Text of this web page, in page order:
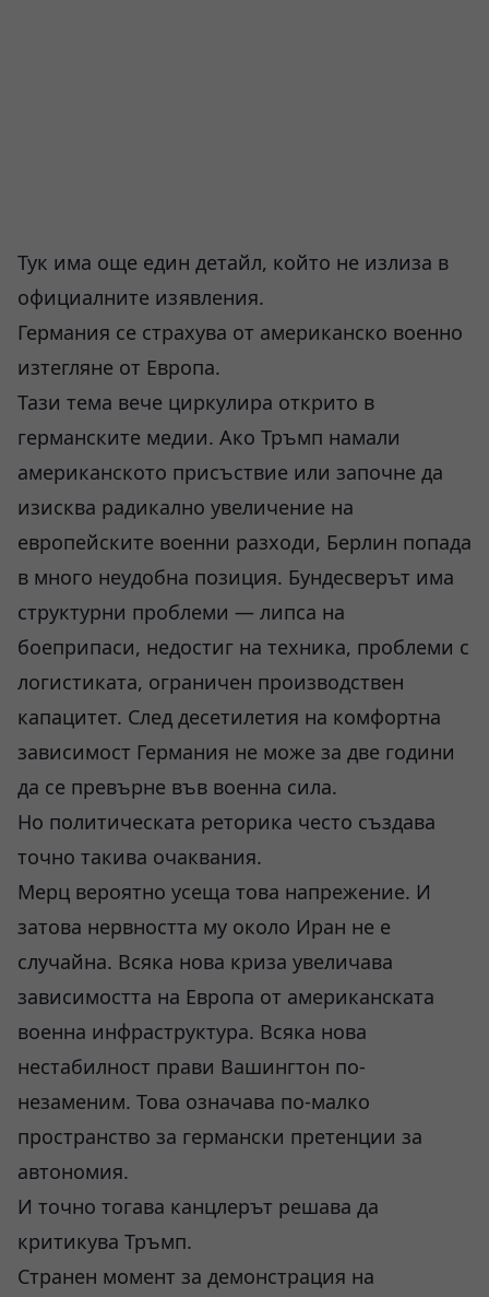
Тук има още един детайл, който не излиза в
официалните изявления.
Германия се страхува от американско военно
изтегляне от Европа.
Тази тема вече циркулира открито в
германските медии. Ако Тръмп намали
американското присъствие или започне да
изисква радикално увеличение на
европейските военни разходи, Берлин попада
в много неудобна позиция. Бундесверът има
структурни проблеми — липса на
боеприпаси, недостиг на техника, проблеми с
логистиката, ограничен производствен
капацитет. След десетилетия на комфортна
зависимост Германия не може за две години
да се превърне във военна сила.
Но политическата реторика често създава
точно такива очаквания.
Мерц вероятно усеща това напрежение. И
затова нервността му около Иран не е
случайна. Всяка нова криза увеличава
зависимостта на Европа от американската
военна инфраструктура. Всяка нова
нестабилност прави Вашингтон по-
незаменим. Това означава по-малко
пространство за германски претенции за
автономия.
И точно тогава канцлерът решава да
критикува Тръмп.
Странен момент за демонстрация на